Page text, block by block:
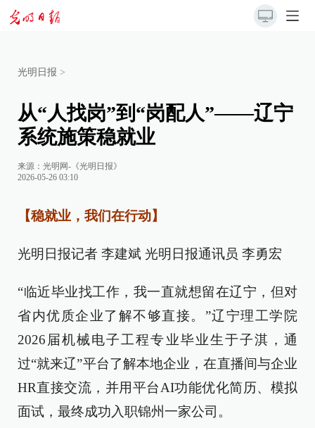
光明日报 >
从“人找岗”到“岗配人”——辽宁
系统施策稳就业
来源： 光明网-《光明日报》
2026-05-26 03:10
【稳就业，我们在行动】
光明日报记者 李建斌 光明日报通讯员 李勇宏
“临近毕业找工作，我一直就想留在辽宁，但对
省内优质企业了解不够直接。”辽宁理工学院
2026届机械电子工程专业毕业生于子淇，通
过“就来辽”平台了解本地企业，在直播间与企业
HR直接交流，并用平台AI功能优化简历、模拟
面试，最终成功入职锦州一家公司。